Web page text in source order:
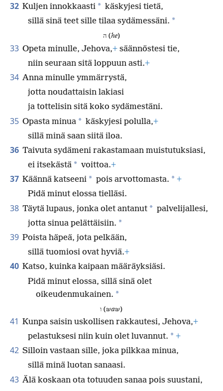
32 Kuljen innokkaasti * käskyjesi tietä,
sillä sinä teet sille tilaa sydämessäni. *
ה (he)
33 Opeta minulle, Jehova,+ säännöstesi tie,
niin seuraan sitä loppuun asti.+
34 Anna minulle ymmärrystä,
jotta noudattaisin lakiasi
ja tottelisin sitä koko sydämestäni.
35 Opasta minua * käskyjesi polulla,+
sillä minä saan siitä iloa.
36 Taivuta sydämeni rakastamaan muistutuksiasi,
ei itsekästä * voittoa.+
37 Käännä katseeni * pois arvottomasta. * +
Pidä minut elossa tielläsi.
38 Täytä lupaus, jonka olet antanut * palvelijallesi,
jotta sinua pelättäisiin. *
39 Poista häpeä, jota pelkään,
sillä tuomiosi ovat hyviä.+
40 Katso, kuinka kaipaan määräyksiäsi.
Pidä minut elossa, sillä sinä olet
oikeudenmukainen. *
ו (waw)
41 Kunpa saisin uskollisen rakkautesi, Jehova,+
pelastuksesi niin kuin olet luvannut. * +
42 Silloin vastaan sille, joka pilkkaa minua,
sillä minä luotan sanaasi.
43 Älä koskaan ota totuuden sanaa pois suustani,